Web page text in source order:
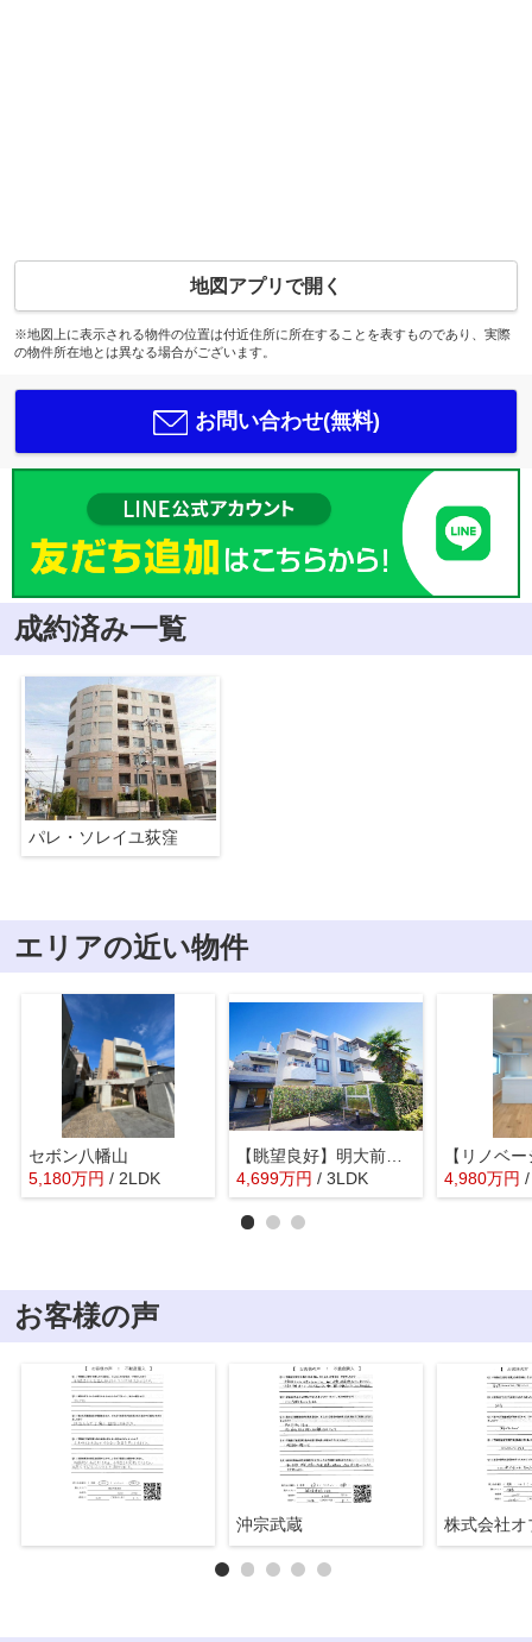
地図アプリで開く
※地図上に表示される物件の位置は付近住所に所在することを表すものであり、実際
の物件所在地とは異なる場合がございます。
お問い合わせ(無料)
成約済み一覧
パレ・ソレイユ荻窪
エリアの近い物件
セボン八幡山
5,180万円 / 2LDK
【眺望良好】明大前パークホームズ
4,699万円 / 3LDK 4,980万円
お客様の声
沖宗武蔵